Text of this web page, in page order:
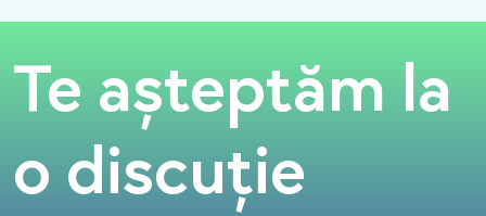
Te așteptăm la
o discuție